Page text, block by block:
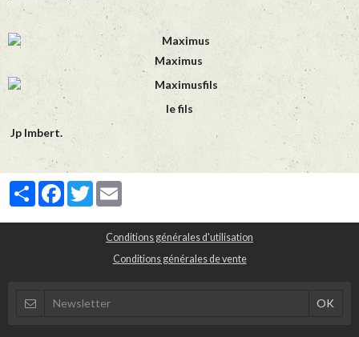
Maximus
le fils
Jp Imbert.
PartagerFacebook
Twitter
Conditions générales d'utilisation
Conditions générales de vente